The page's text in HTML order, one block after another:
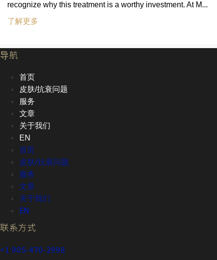
recognize why this treatment is a worthy investment. At M...
了解更多
导航
首页
皮肤/抗衰问题
服务
文章
关于我们
EN
首页
皮肤/抗衰问题
服务
文章
关于我们
EN
联系方式
+1 905-470-2998